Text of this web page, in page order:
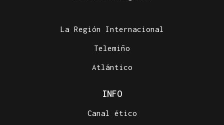
La Región Internacional
Telemiño
Atlántico
INFO
Canal ético